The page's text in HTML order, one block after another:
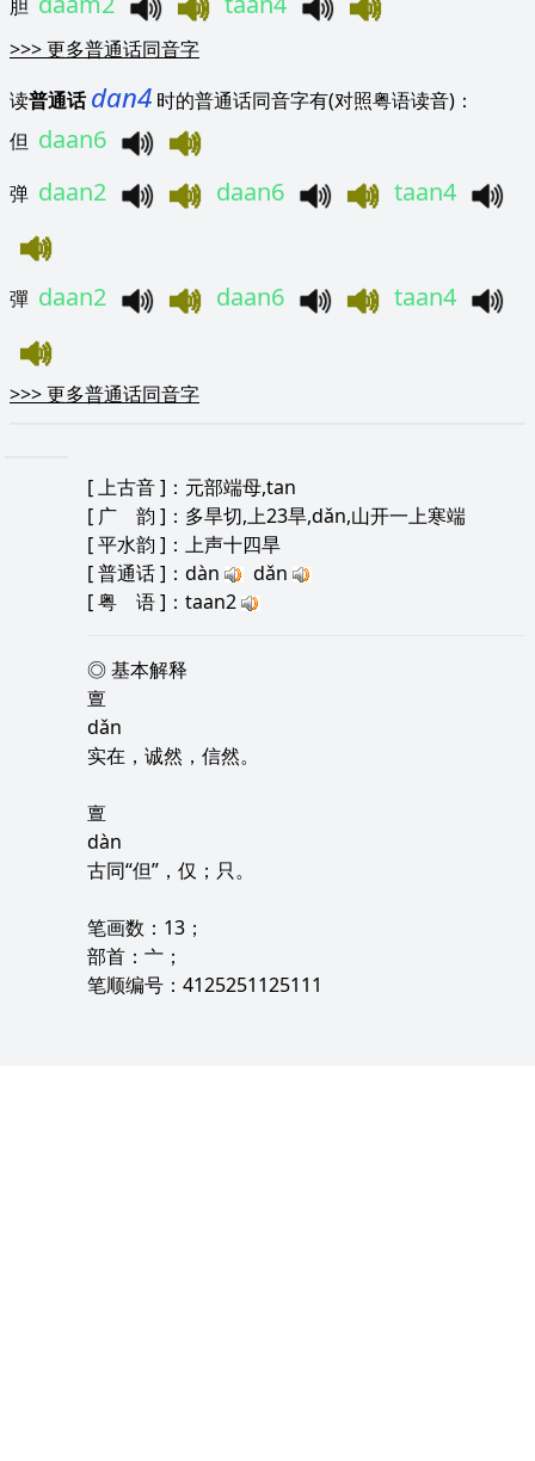
胆
>>>更多普通话同音字
读普通话 dan4 时的普通话同音字有(对照粤语读音)：
但 daan6
弹 daan2 daan6 taan4
彈 daan2 daan6 taan4
>>>更多普通话同音字
[上古音]：元部端母,tan
[ 广 韵 ]：多旱切,上23旱,dǎn,山开一上寒端
[平水韵 ]：上声十四旱
[普通话]：dàn
dǎn
[粤 语]：taan2
◎ 基本解释
亶
dǎn
实在，诚然，信然。
亶
dàn
古同“但”，仅；只。
笔画数：13；
部首：亠；
笔顺编号：4125251125111